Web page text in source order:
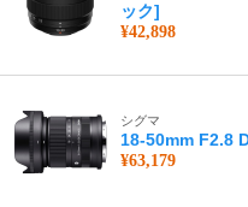
ック]
¥42,898
シグマ
18-50mm F2.8
¥63,179